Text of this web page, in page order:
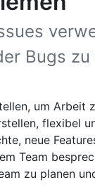
Bugs
um Arbeit
flexibel
neue
Team
zu planen